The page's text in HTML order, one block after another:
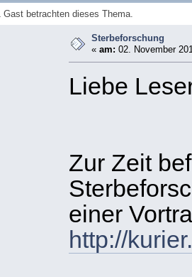
Gast betrachten dieses Thema.
Sterbeforschung
«am: 02. November
Liebe
Zur Zeit
einer
http://